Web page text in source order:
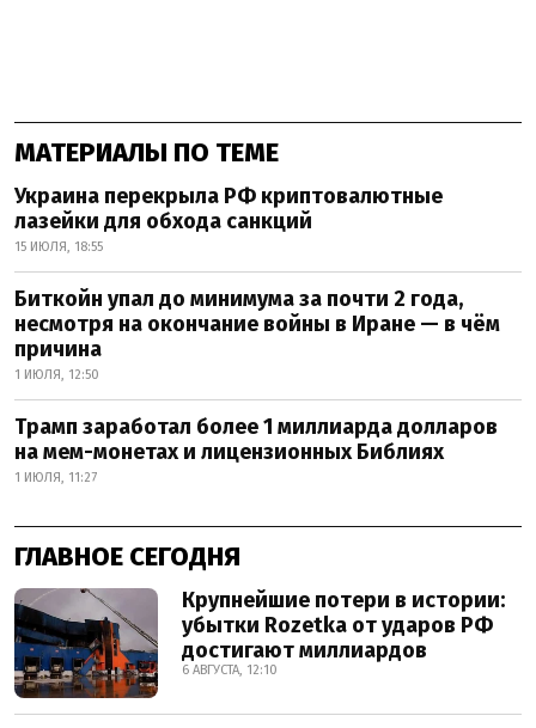
МАТЕРИАЛЫ ПО ТЕМЕ
Украина перекрыла РФ криптовалютные
лазейки для обхода санкций
15 ИЮЛЯ, 18:55
Биткойн упал до минимума за почти 2 года,
несмотря на окончание войны в Иране — в чём
причина
1 ИЮЛЯ, 12:50
Трамп заработал более 1 миллиарда долларов
на мем-монетах и лицензионных Библиях
1 ИЮЛЯ, 11:27
ГЛАВНОЕ СЕГОДНЯ
Крупнейшие потери в истории:
убытки Rozetka от ударов РФ
достигают миллиардов
6 АВГУСТА, 12:10